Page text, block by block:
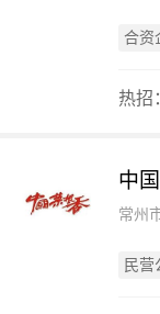
合资
热招
中
常州
民营